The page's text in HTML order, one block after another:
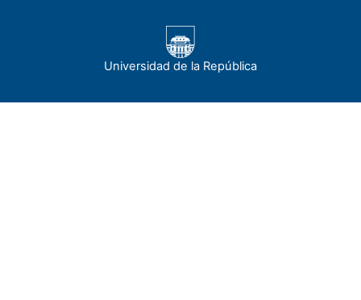
Universidad de la República